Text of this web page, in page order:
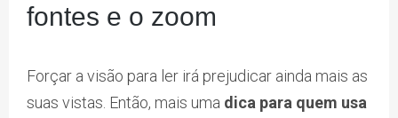
fontes e o zoom
Forçar a visão para ler irá prejudicar ainda mais as
suas vistas. Então, mais uma dica para quem usa